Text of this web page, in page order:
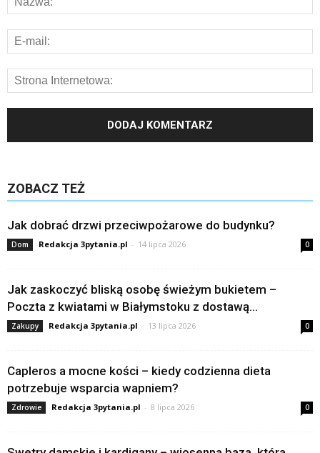
ZOBACZ TEŻ
Jak dobrać drzwi przeciwpożarowe do budynku?
Dom Redakcja 3pytania.pl - 14 lipca 2026 0
Jak zaskoczyć bliską osobę świeżym bukietem –
Poczta z kwiatami w Białymstoku z dostawą...
Zakupy Redakcja 3pytania.pl - 13 lipca 2026 0
Capleros a mocne kości – kiedy codzienna dieta
potrzebuje wsparcia wapniem?
Zdrowie Redakcja 3pytania.pl - 8 lipca 2026 0